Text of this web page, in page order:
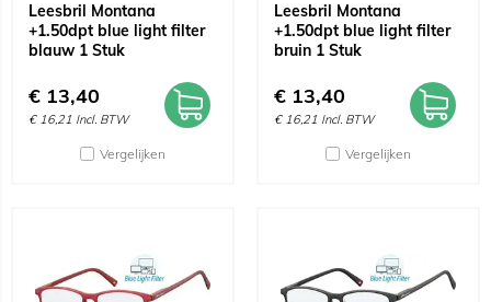
Leesbril Montana
+1.50dpt blue light filter
blauw 1 Stuk
€ 13,40
€ 16,21 Incl. BTW
Vergelijken
Leesbril Montana
+1.50dpt blue light filter
bruin 1 Stuk
€ 13,40
€ 16,21 Incl. BTW
Vergelijken